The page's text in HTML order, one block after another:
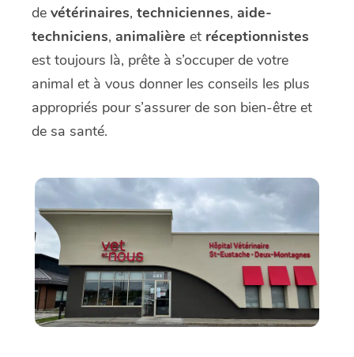
de vétérinaires, techniciennes, aide-
techniciens, animalière et réceptionnistes
est toujours là, prête à s’occuper de votre
animal et à vous donner les conseils les plus
appropriés pour s’assurer de son bien-être et
de sa santé.